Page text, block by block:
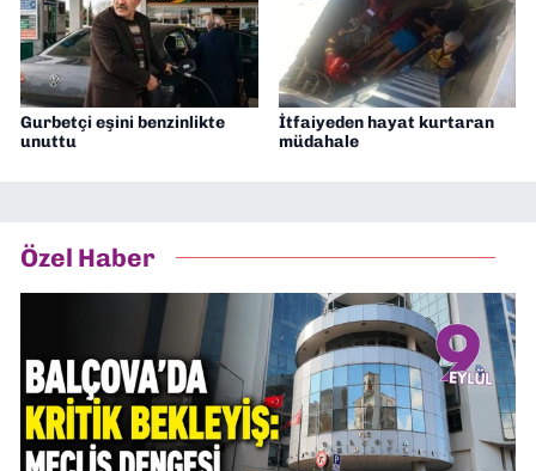
Gurbetçi eşini benzinlikte
unuttu
İtfaiyeden hayat kurtaran
müdahale
Özel Haber